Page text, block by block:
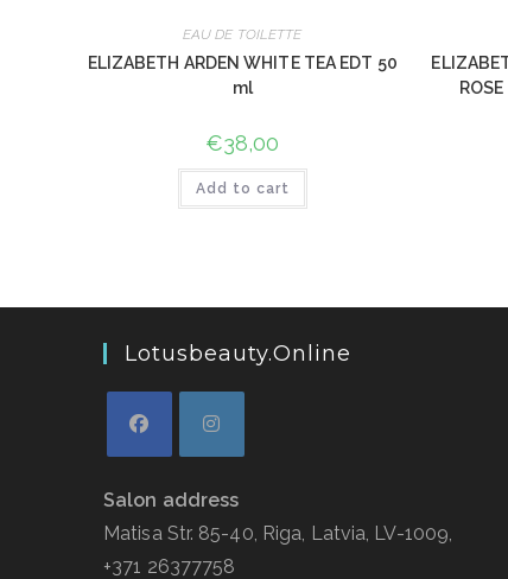
EAU DE TOILETTE
ELIZABETH ARDEN WHITE TEA EDT 50
ml
€38,00
Add to cart
Lotusbeauty.online
Salon address
Matisa Str. 85-40, Riga, Latvia, LV-1009,
+371 26377758